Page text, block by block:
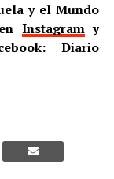
y el Mundo
Instagramy
Diario